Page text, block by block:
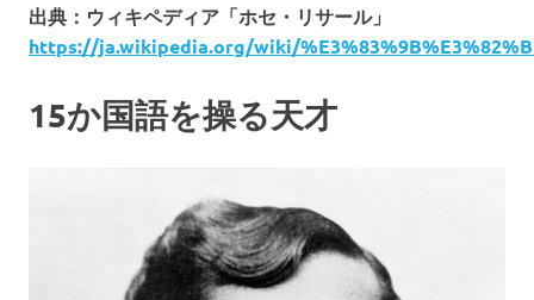
ス
ト
ン・
ス
出典：ウィキペディア「ホセ・リサール」
https://ja.wikipedia.org/wiki/
15か国語を操る天才